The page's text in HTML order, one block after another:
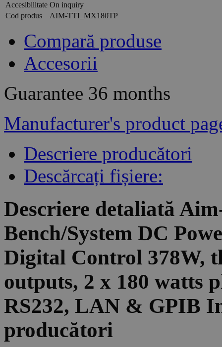
Accesibilitate On inquiry
Cod produs
AIM-TTI_MX180TP
Compară produse
Accesorii
Guarantee 36 months
Manufacturer's product
Descriere producători
Descărcați fișiere:
Descriere detaliată
Bench/System DC
Digital Control 378W,
outputs, 2 x 180 watts
RS232, LAN & GPIB
producători